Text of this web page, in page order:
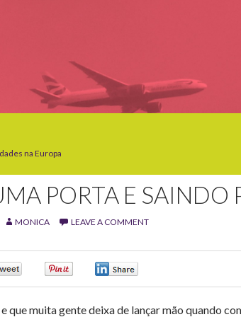
na Europa
PORTA E SAINDO
MONICA LEAVE A COMMENT
muita gente deixa de lançar mão quando